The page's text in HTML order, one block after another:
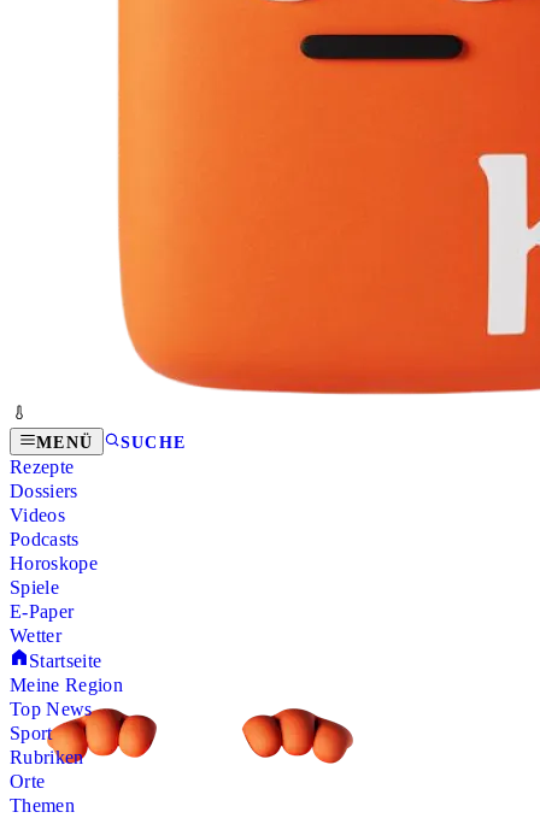
MENÜ SUCHE
Rezepte
Dossiers
Videos
Podcasts
Horoskope
Spiele
E-Paper
Wetter
Startseite
Meine Region
Top News
Sport
Rubriken
Orte
Themen